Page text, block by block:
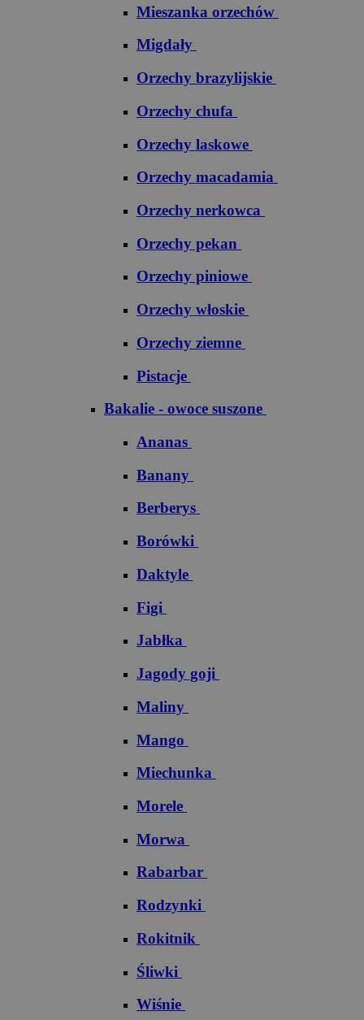
Mieszanka orzechów
Migdały
Orzechy brazylijskie
Orzechy chufa
Orzechy laskowe
Orzechy macadamia
Orzechy nerkowca
Orzechy pekan
Orzechy piniowe
Orzechy włoskie
Orzechy ziemne
Pistacje
Bakalie - owoce suszone
Ananas
Banany
Berberys
Borówki
Daktyle
Figi
Jabłka
Jagody goji
Maliny
Mango
Miechunka
Morele
Morwa
Rabarbar
Rodzynki
Rokitnik
Śliwki
Wiśnie